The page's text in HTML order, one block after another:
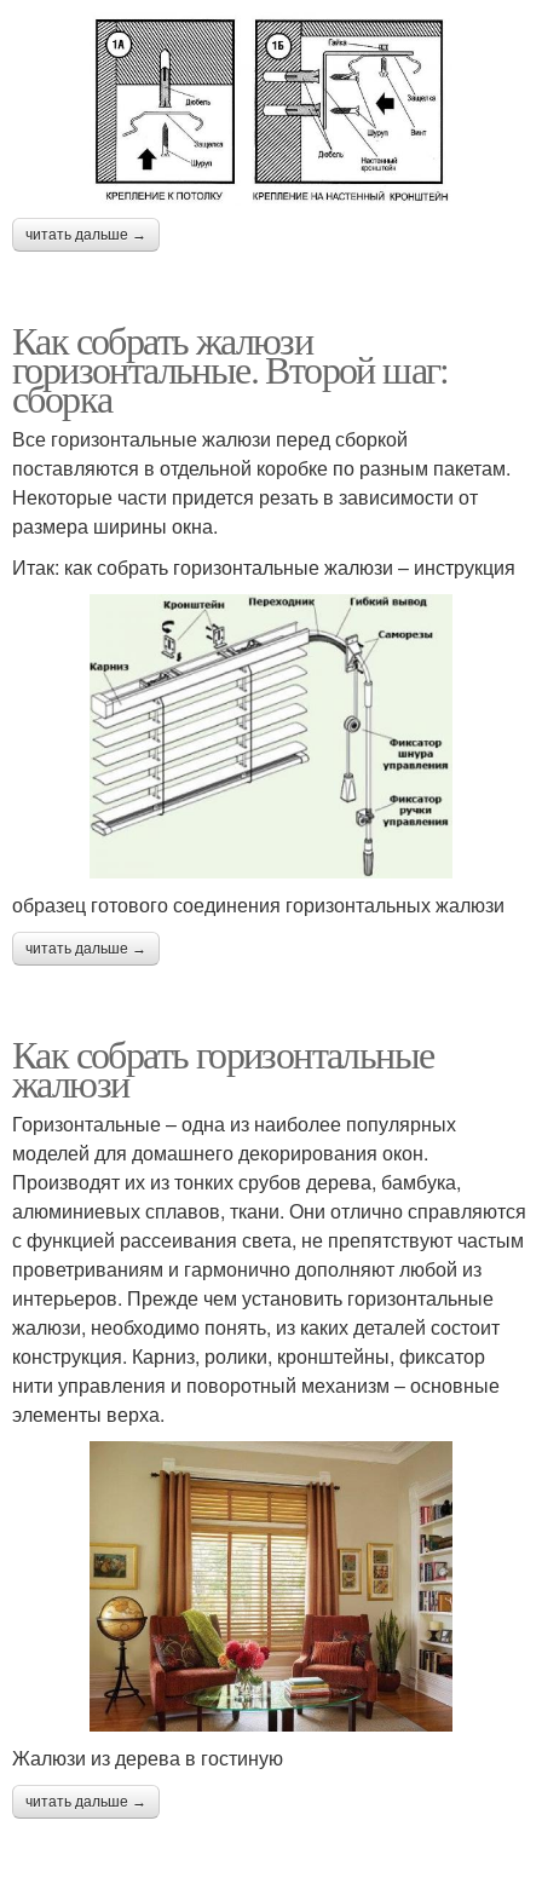
читать дальше →
Как собрать жалюзи
горизонтальные. Второй шаг:
сборка
Все горизонтальные жалюзи перед сборкой
поставляются в отдельной коробке по разным пакетам.
Некоторые части придется резать в зависимости от
размера ширины окна.
Итак: как собрать горизонтальные жалюзи – инструкция
образец готового соединения горизонтальных жалюзи
читать дальше →
Как собрать горизонтальные
жалюзи
Горизонтальные – одна из наиболее популярных
моделей для домашнего декорирования окон.
Производят их из тонких срубов дерева, бамбука,
алюминиевых сплавов, ткани. Они отлично справляются
с функцией рассеивания света, не препятствуют частым
проветриваниям и гармонично дополняют любой из
интерьеров. Прежде чем установить горизонтальные
жалюзи, необходимо понять, из каких деталей состоит
конструкция. Карниз, ролики, кронштейны, фиксатор
нити управления и поворотный механизм – основные
элементы верха.
Жалюзи из дерева в гостиную
читать дальше →